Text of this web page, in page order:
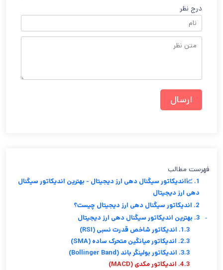
درج نظر
فهرست مطالب
1. 📈اندیکاتور سیگنال دهی ارز‌ دیجیتال - بهترین اندیکاتور سیگنال
دهی ارز‌ دیجیتال
2. اندیکاتور سیگنال دهی ارز‌ دیجیتال چیست؟
3. بهترین اندیکاتور سیگنال دهی ارز‌ دیجیتال -
1.3. اندیکاتور شاخص قدرت نسبی (RSI)
2.3. اندیکاتور میانگین متحرک ساده (SMA)
3.3. اندیکاتور بولینگر باند (Bollinger Band)
4.3. اندیکاتور مکدی (MACD)